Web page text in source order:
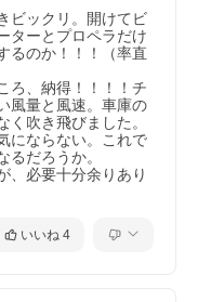
ビックリ。開けてビ
ターとプロペラだけ
るのか！！！（率直
ろ、納得！！！！チ
風量と風速。車庫の
吹き飛びました。
にならない。これで
だろうか。
、必要十分余りあり
いいね 4